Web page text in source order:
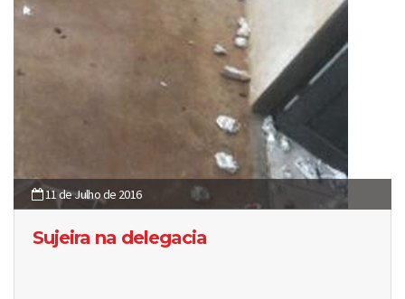
11 de Julho de 2016
Sujeira na delegacia